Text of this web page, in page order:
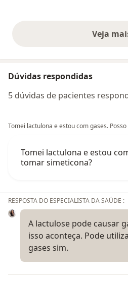
Veja
Dúvidas respondidas
5 dúvidas de pacientes
Tomei lactulona e estou com gases.
Tomei lactulona e estou
tomar simeticona?
RESPOSTA DO ESPECIALISTA DA SAÚDE :
A lactulose pode causar
isso aconteça. Pode
gases sim.